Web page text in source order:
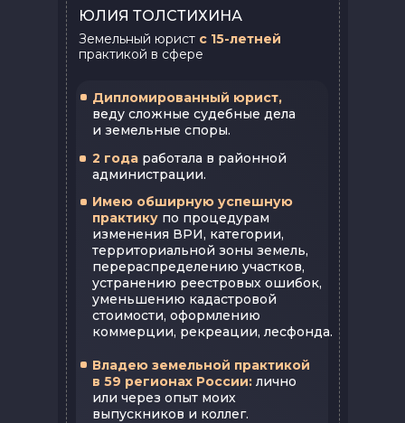
Имею обширную успешную
практику по процедурам
изменения ВРИ, категории,
территориальной зоны земель,
перераспределению участков,
устранению реестровых ошибок,
уменьшению кадастровой
стоимости, оформлению
коммерции, рекреации, лесфонда.
2 года работала в районной
администрации.
Дипломированный юрист,
веду сложные судебные дела
и земельные споры.
Земельный юрист с 15-летней
практикой в сфере
ЮЛИЯ ТОЛСТИХИНА
Владею земельной практикой
в 59 регионах России: лично
или через опыт моих
выпускников и коллег.